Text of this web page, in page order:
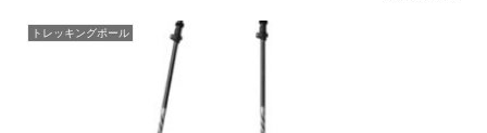
トレッキングポール